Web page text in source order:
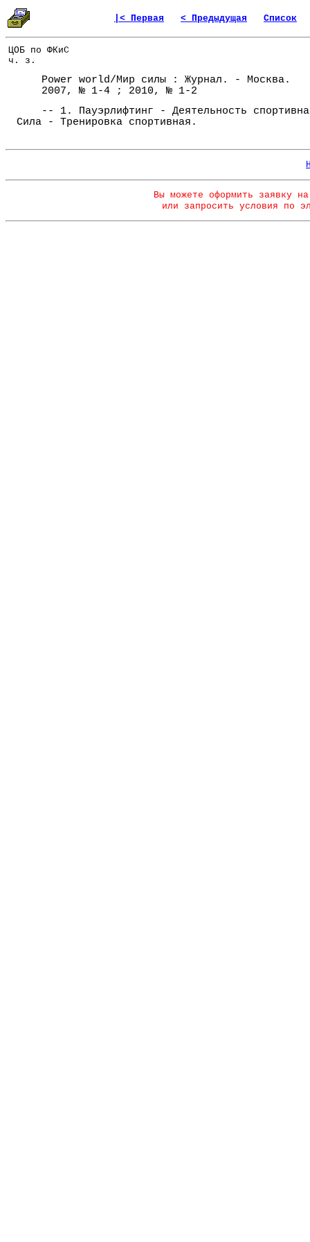
|< Первая < Предыдущая Список
ЦОБ по ФКиС
ч. з.
Power world/Мир силы : Журнал. - Москва.
2007, № 1-4 ; 2010, № 1-2
-- 1. Пауэрлифтинг - Деятельность
Сила - Тренировка спортивная.
Вы можете оформить заявку
или запросить условия по